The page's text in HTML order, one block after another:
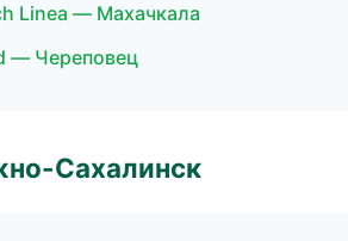
Linea — Махачкала
— Череповец
Сахалинск